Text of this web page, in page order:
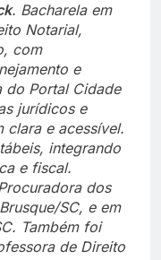
. Bacharela em
Notarial,
com
e
do Portal Cidade
jurídicos e
clara e acessível.
integrando
e fiscal.
dos
SC, e em
Também foi
de Direito